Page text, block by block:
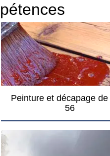
Peinture et décapage
56